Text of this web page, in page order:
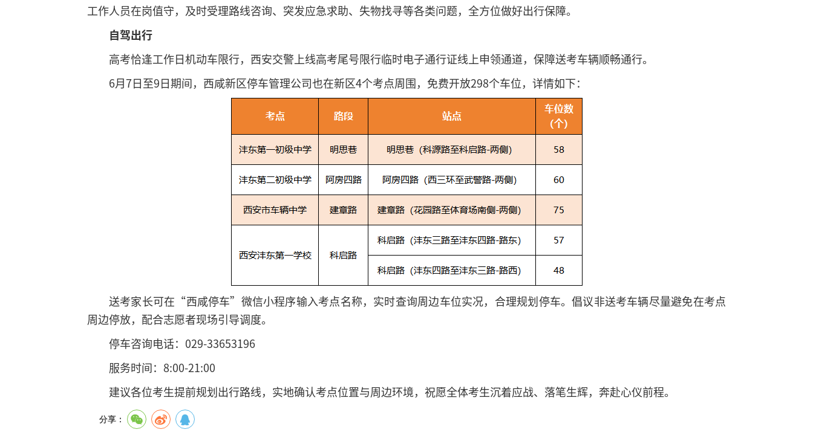
工作人员在岗值守，及时受理路线咨询、突发应急求助、失物找寻等各类问题，全方位做好出行保障。
自驾出行
高考恰逢工作日机动车限行，西安交警上线高考尾号限行临时电子通行证线上申领通道，保障送考车辆顺畅通行。
6月7日至9日期间，西咸新区停车管理公司也在新区4个考点周围，免费开放298个车位，详情如下：
送考家长可在“西咸停车”微信小程序输入考点名称，实时查询周边车位实况，合理规划停车。倡议非送考车辆尽量避免在考点
周边停放，配合志愿者现场引导调度。
停车咨询电话：029-33653196
服务时间：8:00-21:00
建议各位考生提前规划出行路线，实地确认考点位置与周边环境，祝愿全体考生沉着应战、落笔生辉，奔赴心仪前程。
分享：